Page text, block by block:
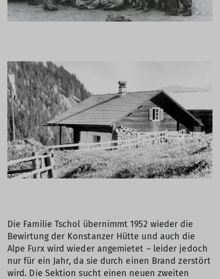
Die Familie Tschol übernimmt 1952 wieder die
Bewirtung der Konstanzer Hütte und auch die
Alpe Furx wird wieder angemietet – leider jedoch
nur für ein Jahr, da sie durch einen Brand zerstört
wird. Die Sektion sucht einen neuen zweiten